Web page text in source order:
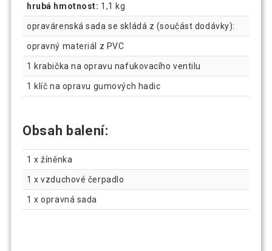
hrubá hmotnost: 1,1 kg
opravárenská sada se skládá z (součást dodávky):
opravný materiál z PVC
1 krabička na opravu nafukovacího ventilu
1 klíč na opravu gumových hadic
Obsah balení:
1 x žíněnka
1 x vzduchové čerpadlo
1 x opravná sada